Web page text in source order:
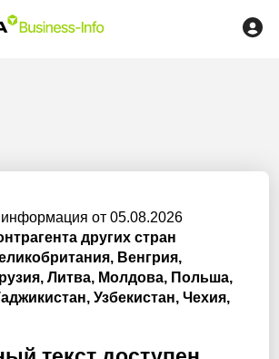
от 05.08.2026
других стран
Венгрия,
Литва, Молдова, Польша,
Узбекистан, Чехия,